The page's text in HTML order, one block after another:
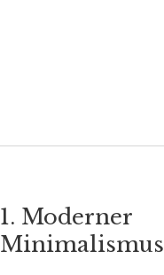
1. Moderner
Minimalismus